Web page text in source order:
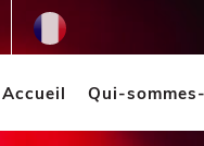
Accueil Qui-
French